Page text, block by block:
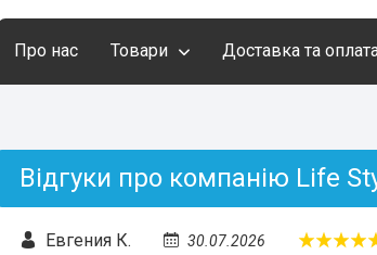
Про нас Товари Доставка та
Відгуки про компанію Life
Евгения К. 30.07.2026